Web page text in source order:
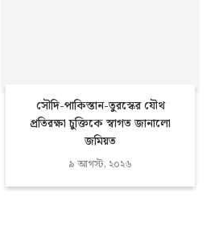
সৌদি-পাকিস্তান-তুরস্কের যৌথ
প্রতিরক্ষা চুক্তিকে স্বাগত জানালো
জমিয়ত
৯ আগস্ট, ২০২৬